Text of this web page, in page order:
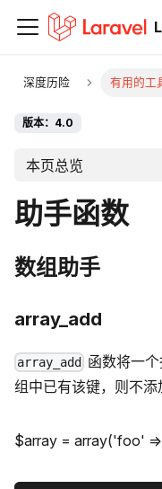
深度历险 有用的工
版本：4.0
本页总览
助手函数
数组助手
array_add
array_add
函数将一
组中已有该键，则不添
$array = array('foo'